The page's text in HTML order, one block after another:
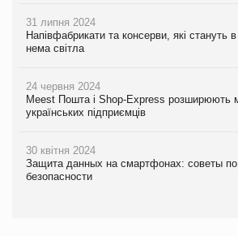
31 липня 2024
Напівфабрикати та консерви, які стануть
нема світла
24 червня 2024
Meest Пошта і Shop-Express розширюють
українських підприємців
30 квітня 2024
Защита данных на смартфонах: советы
безопасности